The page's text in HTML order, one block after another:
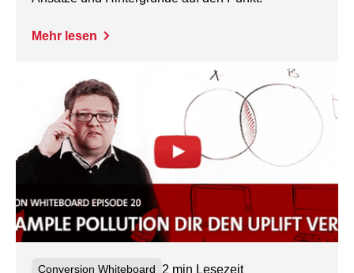
Mehr lesen
Conversion Whiteboard 2 min Lesezeit